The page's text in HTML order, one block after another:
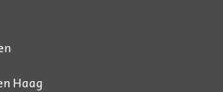
Haag